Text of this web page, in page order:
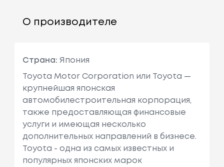
О производителе
Страна: Япония
Toyota Motor Corporation или Toyota —
крупнейшая японская
автомобилестроительная корпорация,
также предоставляющая финансовые
услуги и имеющая несколько
дополнительных направлений в бизнесе.
Toyota - одна из самых известных и
популярных японских марок